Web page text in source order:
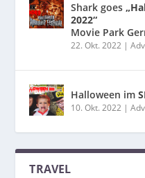
Shark goes
2022“
Movie Park
22. Okt. 2022 |
Halloween im
10. Okt. 2022 |
TRAVEL